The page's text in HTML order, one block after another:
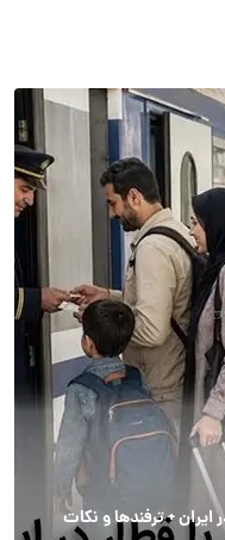
ایران + ترفندها و نکات